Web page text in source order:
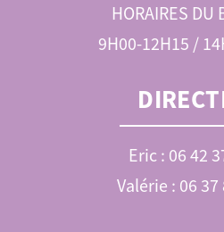
HORAIRES DU
9H00-12H15 /
Eric : 06 42
Valérie : 06 37